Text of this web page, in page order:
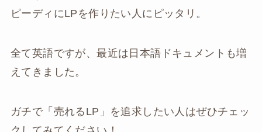
ピーディにLPを作りたい人にピッタリ。
全て英語ですが、最近は日本語ドキュメントも増
えてきました。
ガチで「売れるLP」を追求したい人はぜひチェッ